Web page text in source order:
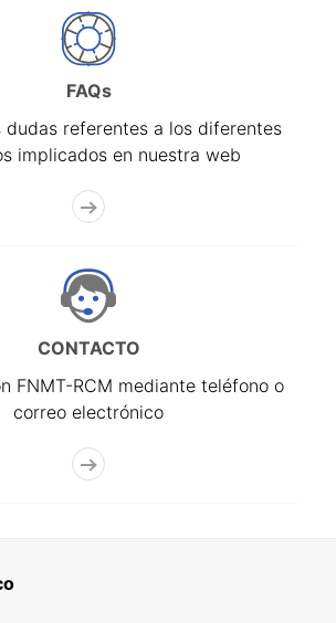
FAQs
dudas referentes a los diferentes
implicados en nuestra web
CONTACTO
FNMT-RCM mediante teléfono o
correo electrónico